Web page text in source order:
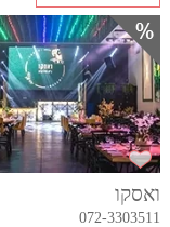
ואסקו
072-3303511